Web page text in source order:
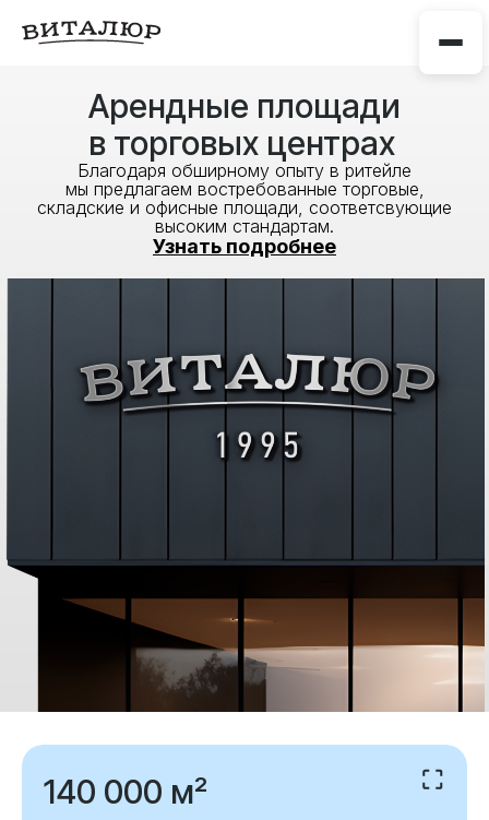
Арендные площади
в торговых центрах
Благодаря обширному опыту в ритейле
мы предлагаем востребованные торговые,
складские и офисные площади, соответсвующие
высоким стандартам.
Узнать подробнее
140 000 м²